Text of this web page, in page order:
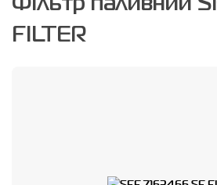
Категорії
Особистий кабінет
Фільтр паливний
FILTER